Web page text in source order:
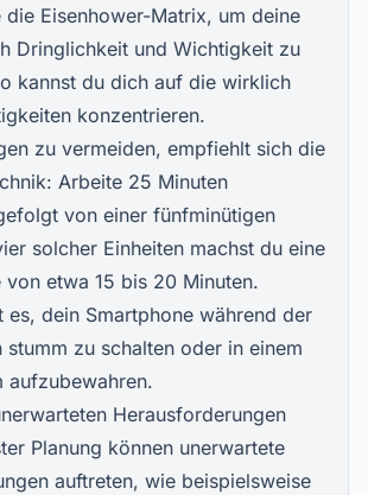
die Eisenhower-Matrix, um deine
Dringlichkeit und Wichtigkeit zu
kannst du dich auf die wirklich
konzentrieren.
zu vermeiden, empfiehlt sich die
Arbeite 25 Minuten
von einer fünfminütigen
solcher Einheiten machst du eine
von etwa 15 bis 20 Minuten.
es, dein Smartphone während der
stumm zu schalten oder in einem
aufzubewahren.
Herausforderungen
Planung können unerwartete
auftreten, wie beispielsweise